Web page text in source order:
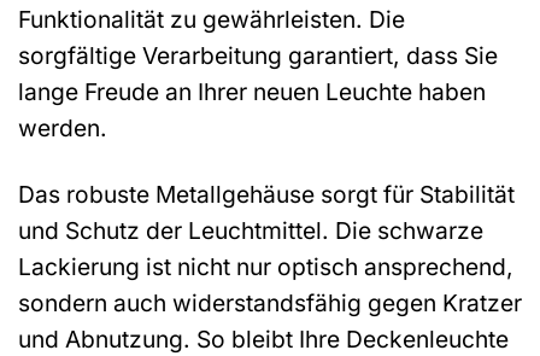
Funktionalität zu gewährleisten. Die
sorgfältige Verarbeitung garantiert, dass Sie
lange Freude an Ihrer neuen Leuchte haben
werden.
Das robuste Metallgehäuse sorgt für Stabilität
und Schutz der Leuchtmittel. Die schwarze
Lackierung ist nicht nur optisch ansprechend,
sondern auch widerstandsfähig gegen Kratzer
und Abnutzung. So bleibt Ihre Deckenleuchte